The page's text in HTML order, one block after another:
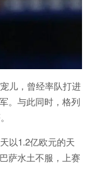
儿，曾经率队打进
。与此同时，格列
以1.2亿欧元的天
萨水土不服，上赛